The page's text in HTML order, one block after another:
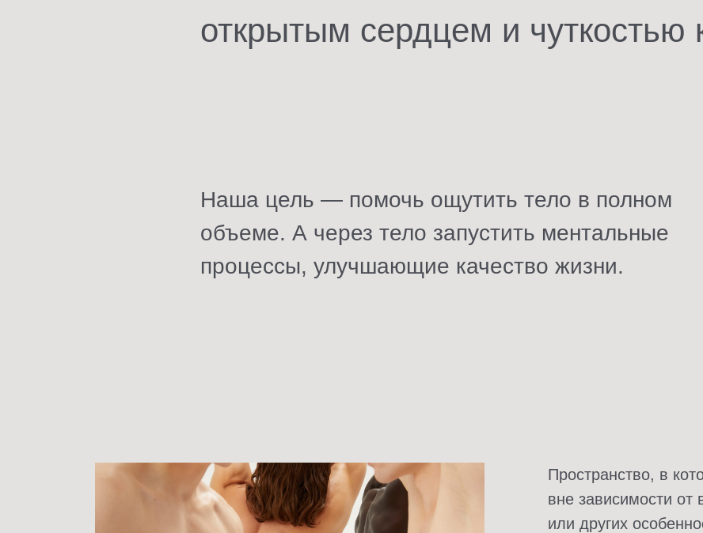
открытым сердцем и чуткостью
Наша цель — помочь ощутить тело в полном
объеме. А через тело запустить ментальные
процессы, улучшающие качество жизни.
Пространство, в
вне зависимости от
или других